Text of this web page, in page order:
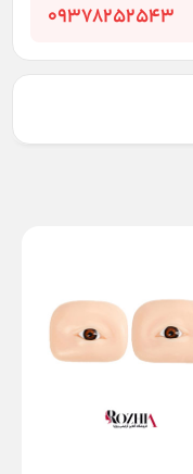
09378252543